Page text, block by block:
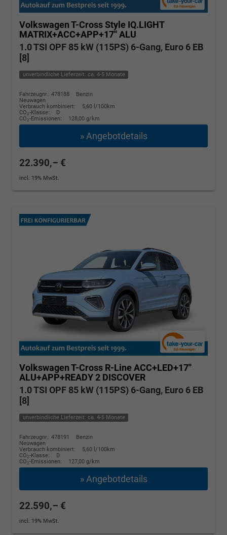
Volkswagen T-CrossStyle IQ.LIGHT
MATRIX+ACC+APP+17'' ALU
1.0 TSI OPF 85 kW (115PS) 6-Gang, Euro 6 EB
[8]
unverbindliche Lieferzeit: ca. 4-5 Monate
Fahrzeugnr.: 478188
Benzin
Neuwagen
Verbrauch kombiniert:
5,60 l/100km
CO2-Klasse:
D
CO2-Emissionen: 128,00 g/km
» Angebotdetails
22.390,– €
incl. 19% MwSt.
Volkswagen T-Cross R-Line ACC+LED+17''
ALU+APP+READY 2 DISCOVER
1.0 TSI OPF 85 kW (115PS) 6-Gang, Euro 6 EB
[8]
unverbindliche Lieferzeit: ca. 4-5 Monate
Fahrzeugnr.: 478191
Benzin
Neuwagen
Verbrauch kombiniert:
5,60 l/100km
CO2-Klasse:
D
CO2-Emissionen: 127,00 g/km
» Angebotdetails
22.590,– €
incl. 19% MwSt.